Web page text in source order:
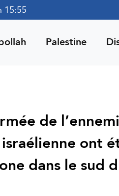
15:55
Palestine
de
ont
dans le sud